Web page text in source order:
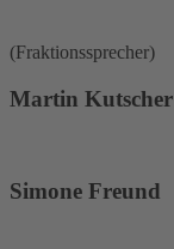
(Fraktionssprecher)
Martin Kutscher
Simone Freund